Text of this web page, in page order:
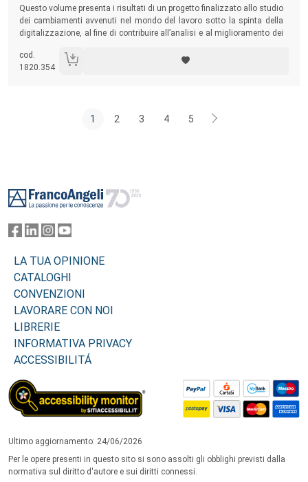
Questo volume presenta i risultati di un progetto finalizzato allo studio
dei cambiamenti avvenuti nel mondo del lavoro sotto la spinta della
digitalizzazione, al fine di contribuire all’analisi e al miglioramento dei
l’affermazione del benessere delle lavoratrici e dei lavoratori,
considerando in particolare il ruolo del Rappresentante dei Lavoratori
cod.
1820.354
1 2 3 4 5
LA TUA OPINIONE
CATALOGHI
CONVENZIONI
LAVORARE CON NOI
LIBRERIE
INFORMATIVA PRIVACY
ACCESSIBILITÁ
Ultimo aggiornamento: 24/06/2026
Per le opere presenti in questo sito si sono assolti gli obblighi previsti dalla
normativa sul diritto d'autore e sui diritti connessi.